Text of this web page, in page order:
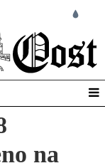
na